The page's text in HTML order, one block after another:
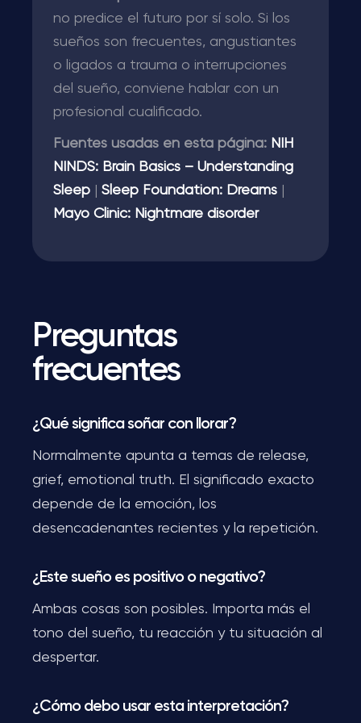
no predice el futuro por sí solo. Si los
sueños son frecuentes, angustiantes
o ligados a trauma o interrupciones
del sueño, conviene hablar con un
profesional cualificado.
Fuentes usadas en esta página: NIH
NINDS: Brain Basics – Understanding
Sleep
Sleep Foundation: Dreams
Mayo Clinic: Nightmare disorder
Preguntas
frecuentes
¿Qué significa soñar con llorar?
Normalmente apunta a temas de release,
grief, emotional truth. El significado exacto
depende de la emoción, los
desencadenantes recientes y la repetición.
¿Este sueño es positivo o negativo?
Ambas cosas son posibles. Importa más el
tono del sueño, tu reacción y tu situación al
despertar.
¿Cómo debo usar esta interpretación?